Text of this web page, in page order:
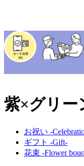
紫×グリー
お祝い -
ギフト -Gift-
花束 -Flower